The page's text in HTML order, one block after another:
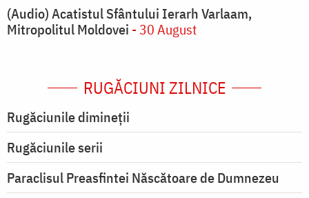
(Audio) Acatistul Sfântului Ierarh Varlaam,
Mitropolitul Moldovei - 30 August
RUGĂCIUNI ZILNICE
Rugăciunile dimineții
Rugăciunile serii
Paraclisul Preasfintei Născătoare de Dumnezeu